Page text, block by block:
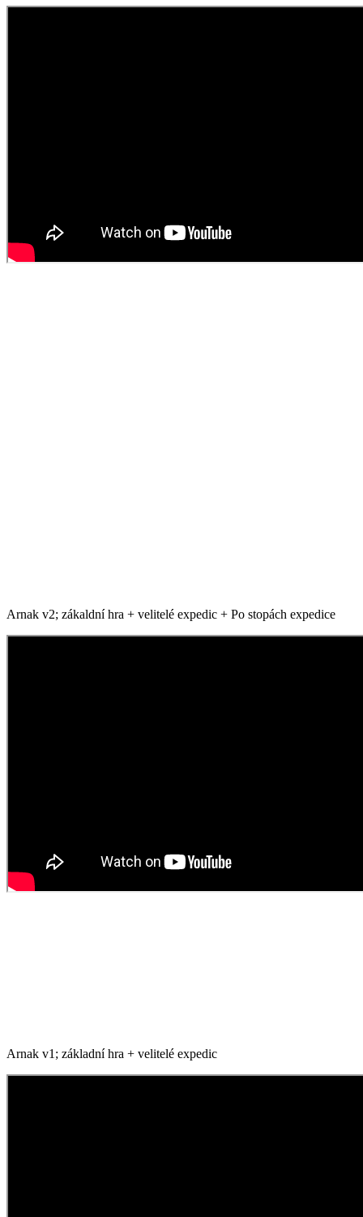
Arnak v2; zákaldní hra + velitelé expedic + Po stopách expedice
Arnak v1; základní hra + velitelé expedic